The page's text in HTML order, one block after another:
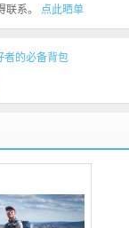
联系。 点此晒单
者的必备背包